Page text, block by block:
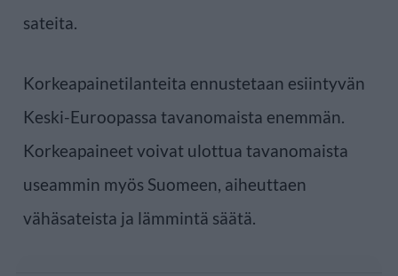
sateita.
Korkeapainetilanteita ennustetaan esiintyvän
Keski-Euroopassa tavanomaista enemmän.
Korkeapaineet voivat ulottua tavanomaista
useammin myös Suomeen, aiheuttaen
vähäsateista ja lämmintä säätä.